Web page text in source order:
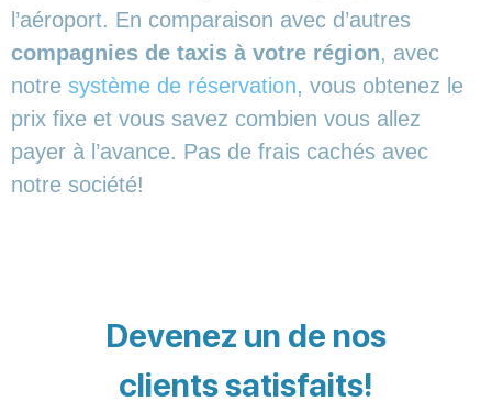
l’aéroport. En comparaison avec d’autres
compagnies de taxis à votre région, avec
notre système de réservation, vous obtenez le
prix fixe et vous savez combien vous allez
payer à l’avance. Pas de frais cachés avec
notre société!
Devenez un de nos
clients satisfaits!